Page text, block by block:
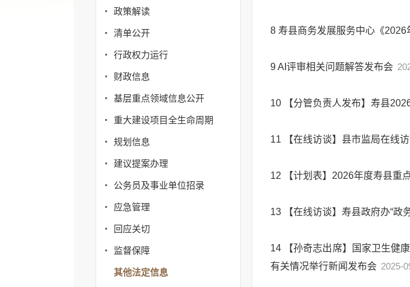
政策解读
清单公开
行政权力运行
财政信息
基层重点领域信息公开
重大建设项目全生命周期
规划信息
建议提案办理
公务员及事业单位招录
应急管理
回应关切
监督保障
其他法定信息
8 寿县商务发展服务中心《
9AI评审相关问题解答发布会
10 【分管负责人发布】寿县
11 【在线访谈】县市监局在线
12 【计划表】2026年度寿县重
13 【在线访谈】寿县政府办“政
14
【孙奇志出席】国家卫生健
有关情况举行新闻发布会 2025-